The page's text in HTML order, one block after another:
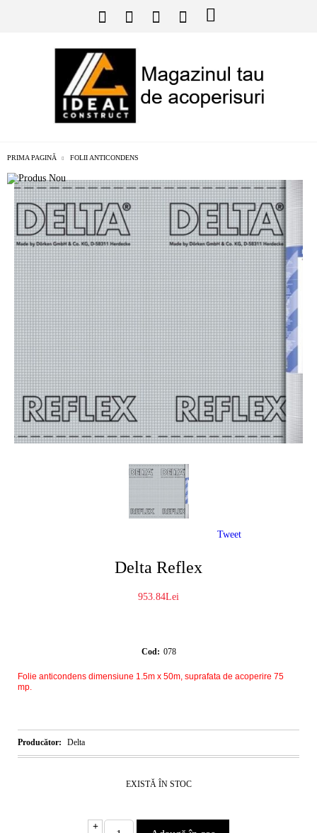
PRIMA PAGINĂ FOLII ANTICONDENS
Delta Reflex
953.84Lei
Cod: 078
Folie anticondens dimensiune 1.5m x 50m, suprafata de acoperire 75
mp.
Producător: Delta
EXISTĂ ÎN STOC
+
Tweet